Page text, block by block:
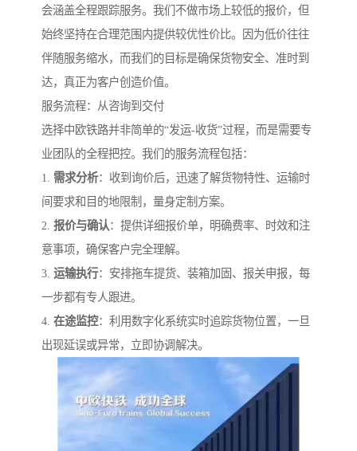
会涵盖全程跟踪服务。我们不做市场上较低的报价，但
始终坚持在合理范围内提供较优性价比。因为低价往往
伴随服务缩水，而我们的目标是确保货物安全、准时到
达，真正为客户创造价值。
服务流程：从咨询到交付
选择中欧铁路并非简单的“发运-收货”过程，而是需要专
业团队的全程把控。我们的服务流程包括：
1. 需求分析：收到询价后，迅速了解货物特性、运输时
间要求和目的地限制，量身定制方案。
2. 报价与确认：提供详细报价单，明确费率、时效和注
意事项，确保客户完全理解。
3. 运输执行：安排拖车提货、装箱加固、报关申报，每
一步都有专人跟进。
4. 在途监控：利用数字化系统实时追踪货物位置，一旦
出现延误或异常，立即协调解决。